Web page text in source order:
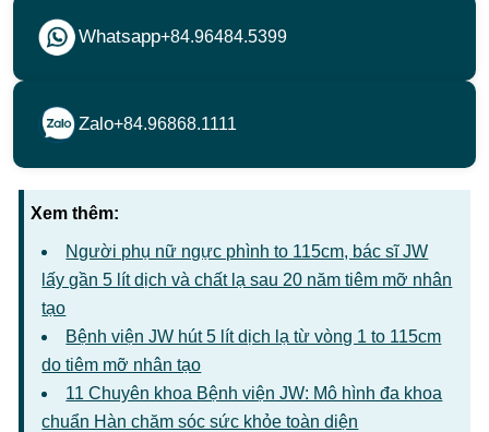
Whatsapp+84.96484.5399
Zalo+84.96868.1111
Xem thêm:
Người phụ nữ ngực phình to 115cm, bác sĩ JW
lấy gần 5 lít dịch và chất lạ sau 20 năm tiêm mỡ nhân
tạo
Bệnh viện JW hút 5 lít dịch lạ từ vòng 1 to 115cm
do tiêm mỡ nhân tạo
11 Chuyên khoa Bệnh viện JW: Mô hình đa khoa
chuẩn Hàn chăm sóc sức khỏe toàn diện